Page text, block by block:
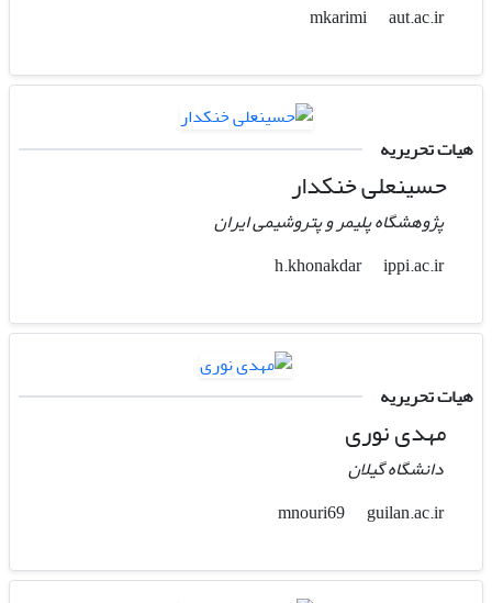
mkarimi
aut.ac.ir
هیات تحریریه
حسینعلی خنکدار
پژوهشگاه پلیمر و پتروشیمی ایران
h.khonakdar
ippi.ac.ir
هیات تحریریه
مهدی نوری
دانشگاه گیلان
mnouri69
guilan.ac.ir